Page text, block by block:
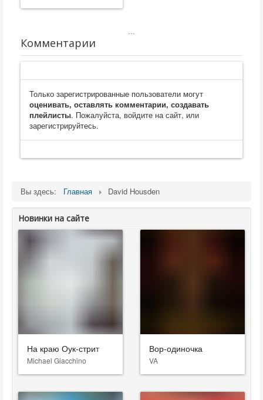
...
Комментарии
Только зарегистрированные пользователи могут
оценивать, оставлять комментарии, создавать
плейлисты. Пожалуйста, войдите на сайт, или
зарегистрируйтесь.
Вы здесь: Главная David Housden
Новинки на сайте
На краю Оук-стрит
Michael Giacchino
Вор-одиночка
VA